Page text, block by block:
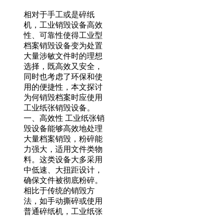
相对于手工或是碎纸
机，工业销毁设备高效
性、可靠性使得工业型
档案销毁设备变为处置
大量涉敏文件时的理想
选择，既高效又安全，
同时也考虑了环保和使
用的便捷性，本文探讨
为何销毁档案时应使用
工业纸张销毁设备。
一、高效性 工业纸张销
毁设备能够高效地处理
大量档案销毁，粉碎能
力强大，适用文件类物
料。这类设备大多采用
中低速、大扭距设计，
确保文件被彻底粉碎。
相比于传统的销毁方
法，如手动撕碎或使用
普通碎纸机，工业纸张